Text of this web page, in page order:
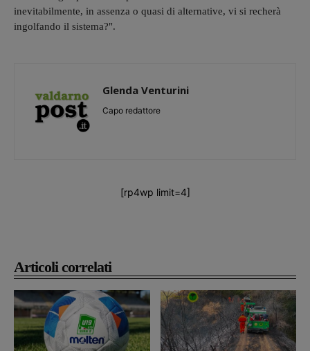
Articoli correlati
inevitabilmente, in assenza o quasi di alternative, vi si recherà
ingolfando il sistema?".
Glenda Venturini
Capo redattore
[rp4wp limit=4]